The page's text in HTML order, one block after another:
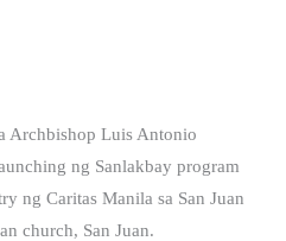
Archbishop Luis Antonio
ng Sanlakbay program
ng Caritas Manila sa San Juan
church, San Juan.